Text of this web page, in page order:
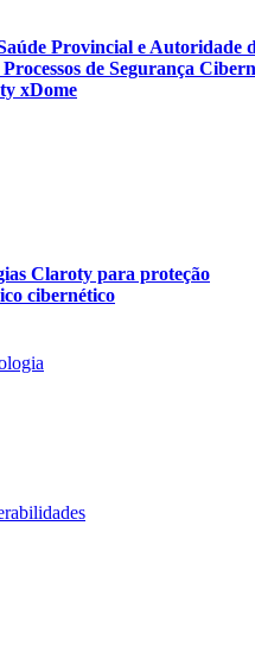
Provincial e Autoridade
de Segurança
xDome
Claroty para proteção
cibernético